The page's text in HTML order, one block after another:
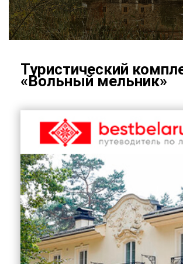
Ту­ри­сти­че­ский
«Воль­ный мель­ник»